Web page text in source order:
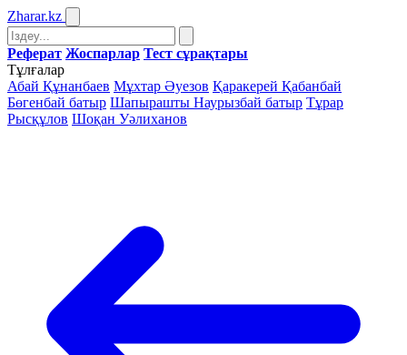
Zharar.kz
Реферат Жоспарлар Тест сұрақтары
Тұлғалар
Абай Құнанбаев Мұхтар Әуезов Қаракерей Қабанбай
Бөгенбай батыр Шапырашты Наурызбай батыр Тұрар
Рысқұлов Шоқан Уәлиханов